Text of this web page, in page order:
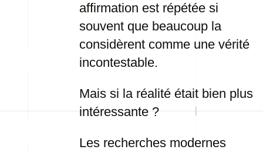
affirmation est répétée si
souvent que beaucoup la
considèrent comme une vérité
incontestable.
Mais si la réalité était bien plus
intéressante ?
Les recherches modernes